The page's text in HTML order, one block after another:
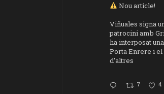
Nou article!
Viñuales signa
patrocini amb
ha interposat
Porta Enrere i el
d’altres
7 4